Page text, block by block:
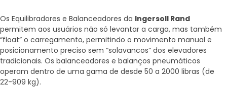
Os Equilibradores e Balanceadores da Ingersoll Rand
permitem aos usuários não só levantar a carga, mas também
“float” o carregamento, permitindo o movimento manual e
posicionamento preciso sem “solavancos” dos elevadores
tradicionais. Os balanceadores e balanços pneumáticos
operam dentro de uma gama de desde 50 a 2000 libras (de
22-909 kg).